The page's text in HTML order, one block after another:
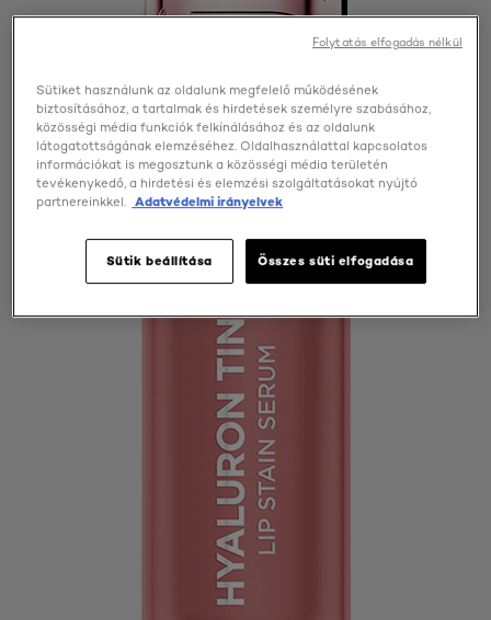
Sütiket használunk az oldalunk megfelelő működésének
biztosításához, a tartalmak és hirdetések személyre szabásához,
közösségi média funkciók felkínálásához és az oldalunk
látogatottságának elemzéséhez. Oldalhasználattal kapcsolatos
információkat is megosztunk a közösségi média területén
tevékenykedő, a hirdetési és elemzési szolgáltatásokat nyújtó
partnereinkkel.
Adatvédelmi irányelvek
Sütik beállítása Összes süti elfogadása
Folytatás elfogadás nélkül